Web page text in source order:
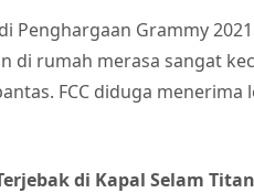
Penghargaan Grammy
di rumah merasa sangat
FCC diduga
di Kapal Selam